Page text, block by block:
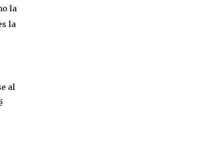
la
la
al